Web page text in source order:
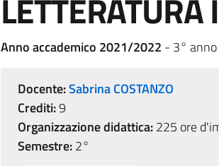
Anno accademico 2021/2022 - 3° anno
Docente:Sabrina COSTANZO
Crediti:9
Organizzazione didattica:225 ore
Semestre:2°